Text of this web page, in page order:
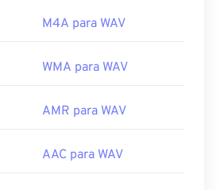
M4A para WAV
WMA para WAV
AMR para WAV
AAC para WAV